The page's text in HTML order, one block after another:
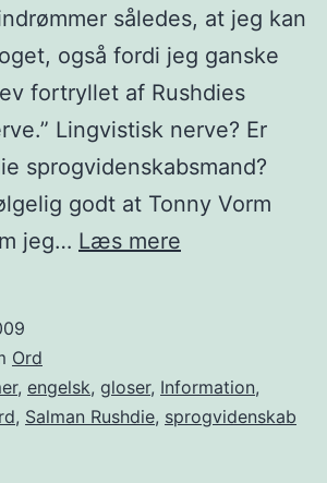
således, at jeg kan
også fordi jeg ganske
fortryllet af Rushdies
Lingvistisk nerve? Er
sprogvidenskabsmand?
godt at Tonny Vorm
jeg… Læs mere
Ord
, engelsk, gloser, Information,
, Salman Rushdie, sprogvidenskab